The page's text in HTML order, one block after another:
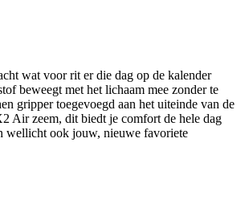
wat voor rit er die dag op de kalender
beweegt met het lichaam mee zonder te
gripper toegevoegd aan het uiteinde van de
Air zeem, dit biedt je comfort de hele dag
wellicht ook jouw, nieuwe favoriete